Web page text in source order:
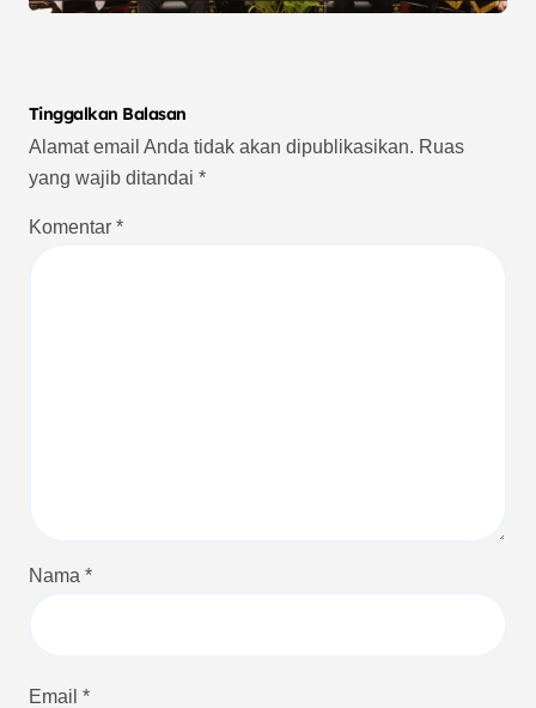
Tinggalkan Balasan
Alamat email Anda tidak akan dipublikasikan. Ruas
yang wajib ditandai *
Komentar *
Nama *
Email *